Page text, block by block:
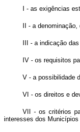
I - as exigências
II - a
III - a indicação
IV - os requisitos
V - a possibilidade
VI - os direitos e
VII - os critérios
interesses dos